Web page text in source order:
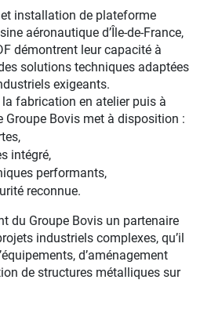
installation de plateforme
aéronautique d’Île-de-France,
démontrent leur capacité à
solutions techniques adaptées
exigeants.
la fabrication en atelier puis à
Groupe Bovis met à disposition :
intégré,
performants,
reconnue.
du Groupe Bovis un partenaire
industriels complexes, qu’il
d’aménagement
de structures métalliques sur